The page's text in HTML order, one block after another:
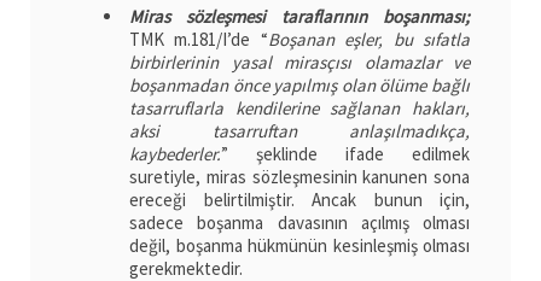
Miras sözleşmesi taraflarının boşanması;
TMK m.181/I’de “Boşanan eşler, bu sıfatla
birbirlerinin yasal mirasçısı olamazlar ve
boşanmadan önce yapılmış olan ölüme bağlı
tasarruflarla kendilerine sağlanan hakları,
aksi tasarruftan anlaşılmadıkça,
kaybederler.” şeklinde ifade edilmek
suretiyle, miras sözleşmesinin kanunen sona
ereceği belirtilmiştir. Ancak bunun için,
sadece boşanma davasının açılmış olması
değil, boşanma hükmünün kesinleşmiş olması
gerekmektedir.